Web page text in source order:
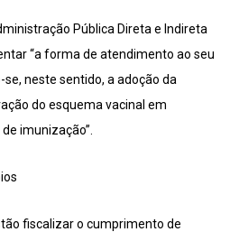
Pública Direta e Indireta
“a forma de atendimento ao seu
neste sentido, a adoção da
do esquema vacinal em
imunização”.
fiscalizar o cumprimento de